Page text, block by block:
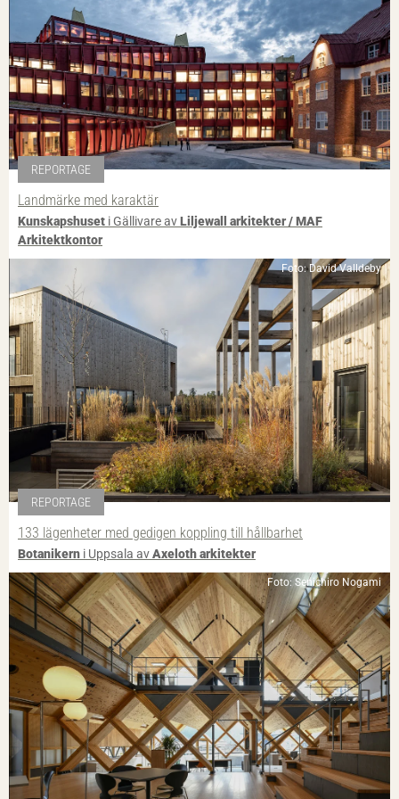
REPORTAGE
Landmärke med karaktär
Kunskapshuset i Gällivare avLiljewall arkitekter / MAF
Arkitektkontor
Foto: David Valldeby
REPORTAGE
133 lägenheter med gedigen koppling till hållbarhet
Botanikern i Uppsala avAxeloth arkitekter
Foto: Senichiro Nogami